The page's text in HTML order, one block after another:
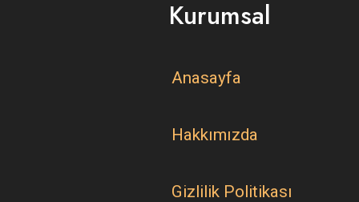
Kurumsal
Anasayfa
Hakkımızda
Gizlilik Politikası